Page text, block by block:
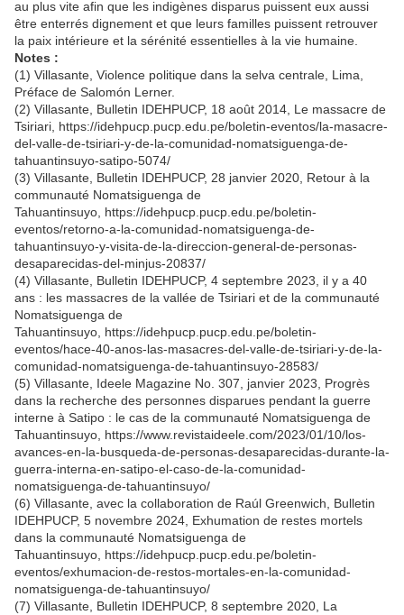
au plus vite afin que les indigènes disparus puissent eux aussi
être enterrés dignement et que leurs familles puissent retrouver
la paix intérieure et la sérénité essentielles à la vie humaine.
Notes :
(1) Villasante, Violence politique dans la selva centrale, Lima,
Préface de Salomón Lerner.
(2) Villasante, Bulletin IDEHPUCP, 18 août 2014, Le massacre de
Tsiriari, https://idehpucp.pucp.edu.pe/boletin-eventos/la-masacre-
del-valle-de-tsiriari-y-de-la-comunidad-nomatsiguenga-de-
tahuantinsuyo-satipo-5074/
(3) Villasante, Bulletin IDEHPUCP, 28 janvier 2020, Retour à la
communauté Nomatsiguenga de
Tahuantinsuyo, https://idehpucp.pucp.edu.pe/boletin-
eventos/retorno-a-la-comunidad-nomatsiguenga-de-
tahuantinsuyo-y-visita-de-la-direccion-general-de-personas-
desaparecidas-del-minjus-20837/
(4) Villasante, Bulletin IDEHPUCP, 4 septembre 2023, il y a 40
ans : les massacres de la vallée de Tsiriari et de la communauté
Nomatsiguenga de
Tahuantinsuyo, https://idehpucp.pucp.edu.pe/boletin-
eventos/hace-40-anos-las-masacres-del-valle-de-tsiriari-y-de-la-
comunidad-nomatsiguenga-de-tahuantinsuyo-28583/
(5) Villasante, Ideele Magazine No. 307, janvier 2023, Progrès
dans la recherche des personnes disparues pendant la guerre
interne à Satipo : le cas de la communauté Nomatsiguenga de
Tahuantinsuyo, https://www.revistaideele.com/2023/01/10/los-
avances-en-la-busqueda-de-personas-desaparecidas-durante-la-
guerra-interna-en-satipo-el-caso-de-la-comunidad-
nomatsiguenga-de-tahuantinsuyo/
(6) Villasante, avec la collaboration de Raúl Greenwich, Bulletin
IDEHPUCP, 5 novembre 2024, Exhumation de restes mortels
dans la communauté Nomatsiguenga de
Tahuantinsuyo, https://idehpucp.pucp.edu.pe/boletin-
eventos/exhumacion-de-restos-mortales-en-la-comunidad-
nomatsiguenga-de-tahuantinsuyo/
(7) Villasante, Bulletin IDEHPUCP, 8 septembre 2020, La